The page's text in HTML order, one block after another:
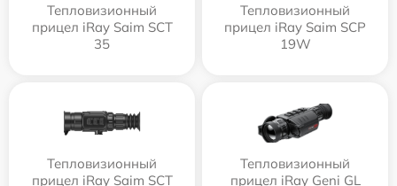
Тепловизионный
прицел iRay Saim SCT
35
Тепловизионный
прицел iRay Saim SCP
19W
Тепловизионный
прицел iRay Saim SCT
Тепловизионный
прицел iRay Geni GL